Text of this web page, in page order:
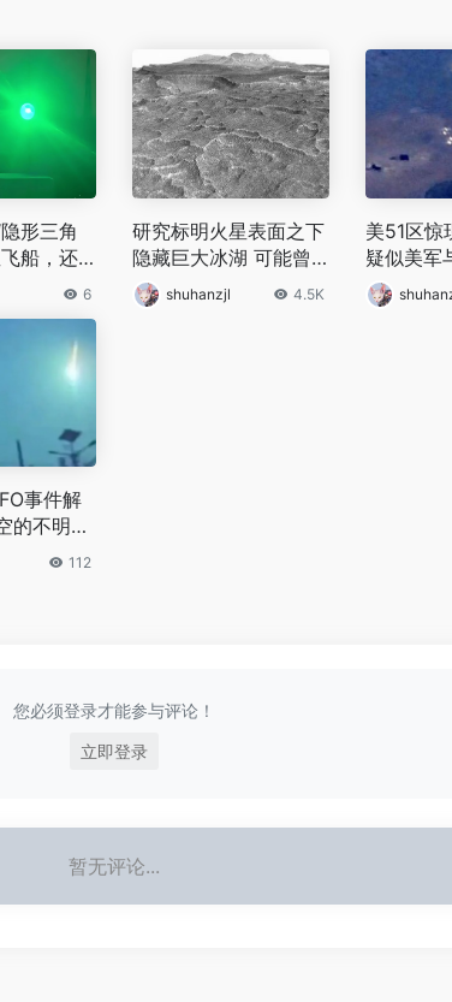
形三角
船，还
6
研究标明火星表面之下
隐藏巨大冰湖 可能曾
经孕育生命
shuhanzjl 4.5K
美51区惊
疑似美军
是真的吗
事件解
的不明飞
112
您必须登录才能参与评论！
立即登录
暂无评论...